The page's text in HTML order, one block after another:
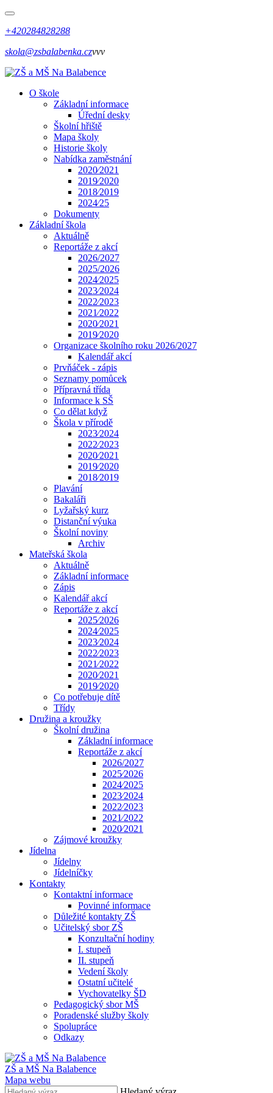
+420284828288
skola@zsbalabenka.czvvv
O škole
Základní informace
Úřední desky
Školní hřiště
Mapa školy
Historie školy
Nabídka zaměstnání
2020⁄2021
2019⁄2020
2018⁄2019
2024⁄25
Dokumenty
Základní škola
Aktuálně
Reportáže z akcí
2026/2027
2025/2026
2024⁄2025
2023⁄2024
2022⁄2023
2021⁄2022
2020⁄2021
2019⁄2020
Organizace školního roku 2026/2027
Kalendář akcí
Prvňáček - zápis
Seznamy pomůcek
Přípravná třída
Informace k SŠ
Co dělat když
Škola v přírodě
2023⁄2024
2022⁄2023
2020⁄2021
2019⁄2020
2018⁄2019
Plavání
Bakaláři
Lyžařský kurz
Distanční výuka
Školní noviny
Archiv
Mateřská škola
Aktuálně
Základní informace
Zápis
Kalendář akcí
Reportáže z akcí
2025⁄2026
2024⁄2025
2023⁄2024
2022⁄2023
2021⁄2022
2020⁄2021
2019⁄2020
Co potřebuje dítě
Třídy
Družina a kroužky
Školní družina
Základní informace
Reportáže z akcí
2026/2027
2025⁄2026
2024⁄2025
2023⁄2024
2022⁄2023
2021⁄2022
2020⁄2021
Zájmové kroužky
Jídelna
Jídelny
Jídelníčky
Kontakty
Kontaktní informace
Povinné informace
Důležité kontakty ZŠ
Učitelský sbor ZŠ
Konzultační hodiny
I. stupeň
II. stupeň
Vedení školy
Ostatní učitelé
Vychovatelky ŠD
Pedagogický sbor MŠ
Poradenské služby školy
Spolupráce
Odkazy
ZŠ a MŠ Na Balabence
Mapa webu